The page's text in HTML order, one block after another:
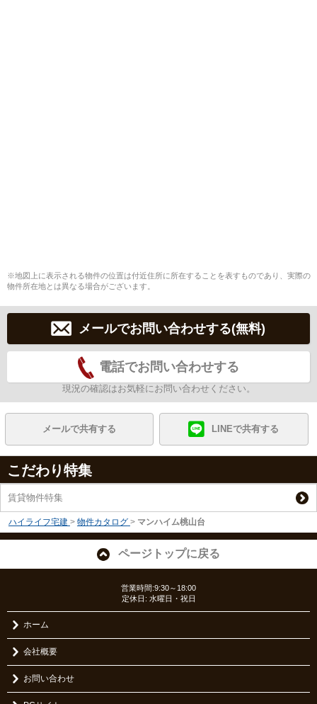
※地図上に表示される物件の位置は付近住所に所在することを表すものであり、実際の
物件所在地とは異なる場合がございます。
メールでお問い合わせする(無料)
電話でお問い合わせする
現況の確認はお気軽にお問い合わせください。
メールで共有する LINEで共有する
こだわり特集
賃貸物件特集
ハイライフ宅建 > 物件カタログ > マンハイム桃山台
ページトップに戻る
営業時間:9:30～18:00
定休日: 水曜日・祝日
ホーム
会社概要
お問い合わせ